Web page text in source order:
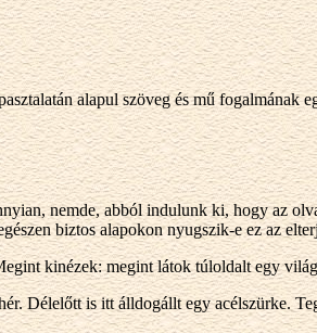
alapul szöveg és mű fogalmának
nemde, abból indulunk ki, hogy az
biztos alapokon nyugszik-e ez az
kinézek: megint látok túloldalt egy
Délelőtt is itt álldogállt egy acélszürke.